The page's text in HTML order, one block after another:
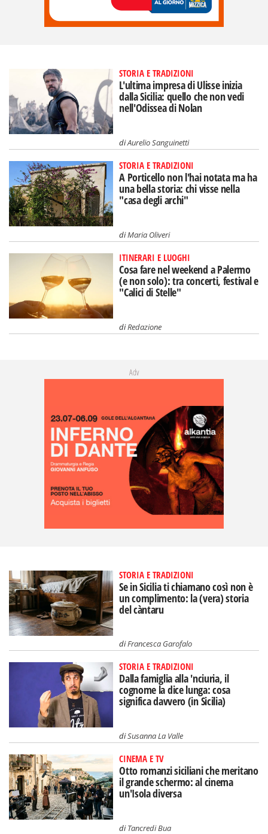
STORIA E TRADIZIONI
L'ultima impresa di Ulisse inizia
dalla Sicilia: quello che non vedi
nell'Odissea di Nolan
diAurelio Sanguinetti
STORIA E TRADIZIONI
A Porticello non l'hai notata ma ha
una bella storia: chi visse nella
"casa degli archi"
diMaria Oliveri
ITINERARI E LUOGHI
Cosa fare nel weekend a Palermo
(e non solo): tra concerti, festival e
"Calici di Stelle"
diRedazione
Adv
STORIA E TRADIZIONI
Se in Sicilia ti chiamano così non è
un complimento: la (vera) storia
del càntaru
diFrancesca Garofalo
STORIA E TRADIZIONI
Dalla famiglia alla 'nciuria, il
cognome la dice lunga: cosa
significa davvero (in Sicilia)
diSusanna La Valle
CINEMA E TV
Otto romanzi siciliani che meritano
il grande schermo: al cinema
un'Isola diversa
diTancredi Bua